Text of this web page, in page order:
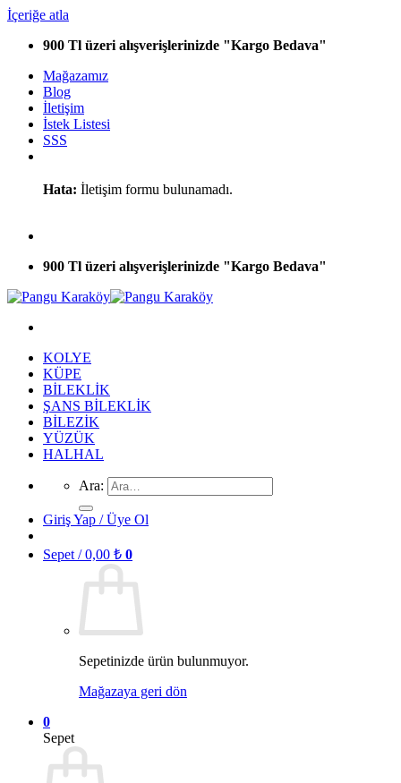
İçeriğe atla
900 Tl üzeri alışverişlerinizde "Kargo Bedava"
Mağazamız
Blog
İletişim
İstek Listesi
SSS
Hata: İletişim formu bulunamadı.
900 Tl üzeri alışverişlerinizde "Kargo Bedava"
KOLYE
KÜPE
BİLEKLİK
ŞANS BİLEKLİK
BİLEZİK
YÜZÜK
HALHAL
Ara:
Giriş Yap / Üye Ol
Sepet /0,00 ₺ 0
Sepetinizde ürün bulunmuyor.
Mağazaya geri dön
0
Sepet